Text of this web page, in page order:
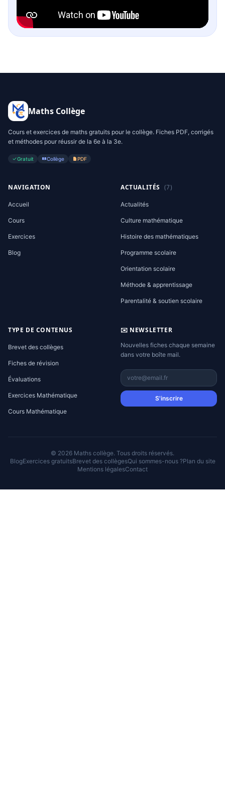
Maths Collège
Cours et exercices de maths gratuits pour le collège. Fiches PDF, corrigés
et méthodes pour réussir de la 6e à la 3e.
Gratuit Collège PDF
NAVIGATION
Accueil
Cours
Exercices
Blog
ACTUALITÉS (7)
Actualités
Culture mathématique
Histoire des mathématiques
Programme scolaire
Orientation scolaire
Méthode & apprentissage
Parentalité & soutien scolaire
TYPE DE CONTENUS
Brevet des collèges
Fiches de révision
Évaluations
Exercices Mathématique
Cours Mathématique
✉️ NEWSLETTER
Nouvelles fiches chaque semaine
dans votre boîte mail.
S'inscrire
© 2026 Maths collège. Tous droits réservés.
BlogExercices gratuitsBrevet des collègesQui sommes-nous ?Plan du site
Mentions légalesContact